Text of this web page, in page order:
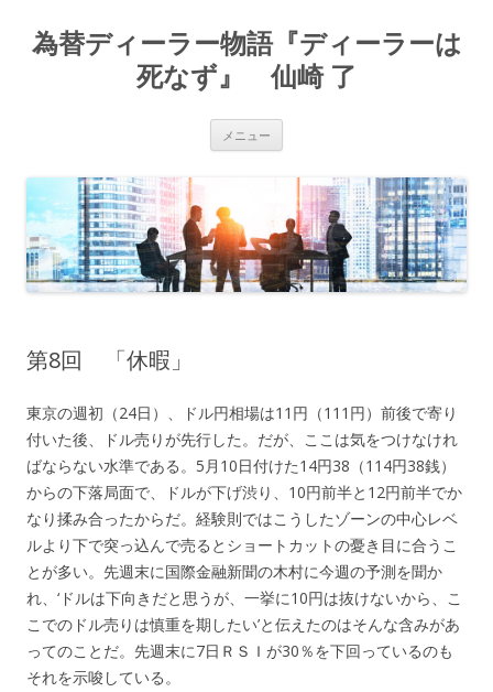
為替ディーラー物語『ディーラーは
死なず』 仙崎 了
メニュー
ン
へ
ス
キ
ッ
プ
第8回 「休暇」
東京の週初（24日）、ドル円相場は11円（111円）前後で寄り
付いた後、ドル売りが先行した。だが、ここは気をつけなけれ
ばならない水準である。5月10日付けた14円38（114円38銭）
からの下落局面で、ドルが下げ渋り、10円前半と12円前半でか
なり揉み合ったからだ。経験則ではこうしたゾーンの中心レベ
ルより下で突っ込んで売るとショートカットの憂き目に合うこ
とが多い。先週末に国際金融新聞の木村に今週の予測を聞か
れ、‘ドルは下向きだと思うが、一挙に10円は抜けないから、こ
こでのドル売りは慎重を期したい’と伝えたのはそんな含みがあ
ってのことだ。先週末に7日ＲＳＩが30％を下回っているのも
それを示唆している。